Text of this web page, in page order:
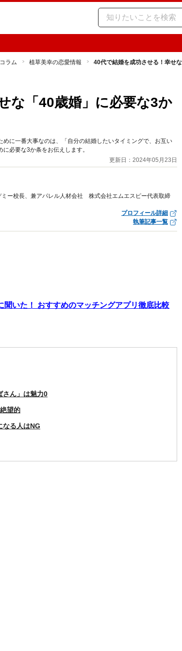
ラム 植草美幸の恋愛情報 40代で結婚を成功させる！幸せ
な「40歳婚」に必要な3か
に一番大事なのは、「自分の結婚したいタイミングで、お互い
必要な3か条をお伝えします。
更新日：2024年05月23日
ー校長、兼アパレル人材会社 株式会社エムエスピー代表取締
プロフィール詳細
執筆記事一覧
聞いた！ おすすめのマッチングアプリ徹底比較
さん」は魅力0
望的
なる人はNG